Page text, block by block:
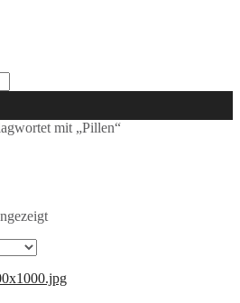
mit „Pillen“